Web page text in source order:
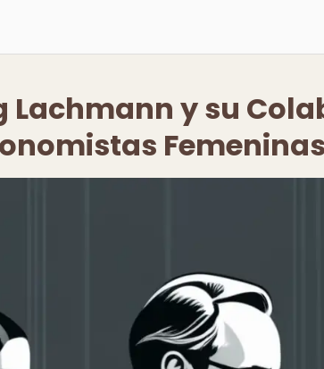
Lachmann y su
Femeninas